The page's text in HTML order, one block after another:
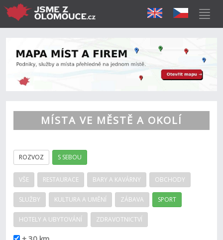
MÍSTA VE MĚSTĚ A OKOLÍ
ROZVOZ S SEBOU
VŠE RESTAURACE BARY A KAVÁRNY OBCHODY
SLUŽBY KULTURA A UMĚNÍ ZÁBAVA SPORT
HOTELY A UBYTOVÁNÍ ZDRAVOTNICTVÍ